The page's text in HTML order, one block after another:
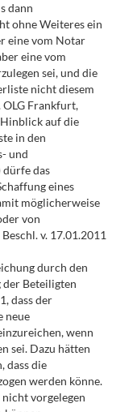
dann
ohne Weiteres ein
eine vom Notar
eine vom
sei, und die
nicht diesem
Frankfurt,
Hinblick auf die
in den
und
dürfe das
eines
möglicherweise
von
v. 17.01.2011
durch den
Beteiligten
dass der
neue
wenn
sei. Dazu hätten
dass die
werden könne.
vorgelegen